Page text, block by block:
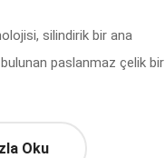
silindirik bir ana
paslanmaz çelik bir
Oku